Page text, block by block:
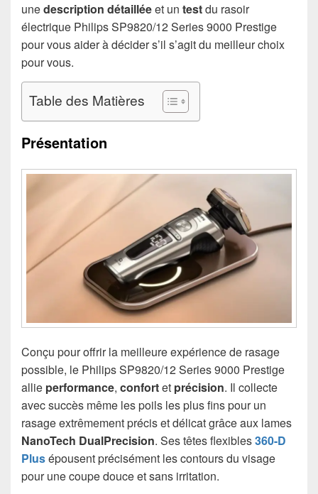
unedescription détailléeet un testdu rasoir
électrique Philips SP9820/12 Series 9000 Prestige
pour vous aider à décider s’il s’agit du meilleur choix
pour vous.
Table des Matières
Présentation
Conçu pour offrir la meilleure expérience de rasage
possible, le Philips SP9820/12 Series 9000 Prestige
allie performance, confortet précision. Il collecte
avec succès même les poils les plus fins pour un
rasage extrêmement précis et délicat grâce aux lames
NanoTech DualPrecision. Ses têtes flexibles360-D
Plusépousent précisément les contours du visage
pour une coupe douce et sans irritation.